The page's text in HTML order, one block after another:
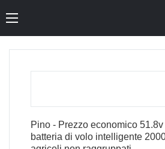
Pino - Prezzo economico
batteria di volo intelligente